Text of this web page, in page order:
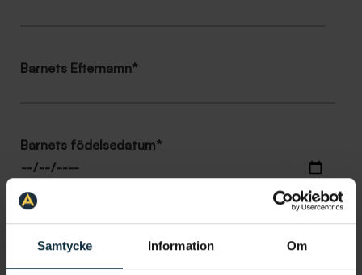
Samtycke Information Om
Barnets Efternamn*
Barnets födelsedatum*
Barnets sista 4 i personnr.*